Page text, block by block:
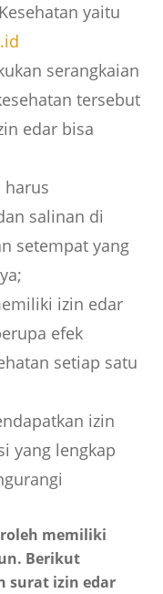
yaitu
serangkaian
tersebut
edar bisa
harus
salinan di
setempat yang
izin edar
efek
setiap satu
izin
yang lengkap
memiliki
Berikut
surat izin edar